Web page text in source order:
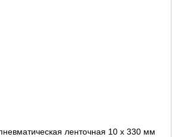
ленточная 10 х 330 мм